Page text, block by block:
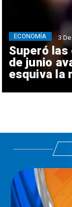
Superó
de junio
esquiva la
ECONOMÍA 3